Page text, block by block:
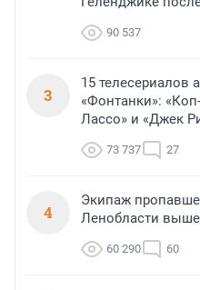
90 537
3
15 телесериалов
«Фонтанки»:
Лассо» и «Джек
73 737 27
4
Экипаж
Ленобласти
60 290 60